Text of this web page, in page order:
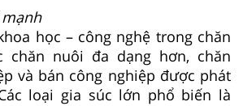
học – công nghệ trong chăn
chăn nuôi đa dạng hơn, chăn
và bán công nghiệp được phát
loại gia súc lớn phổ biến là